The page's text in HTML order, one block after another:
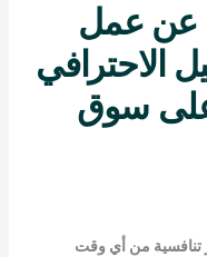
عن عمل
(الدليل الاحترافي
سوق
2026 أصبح أكثر تنافسية من أي وقت